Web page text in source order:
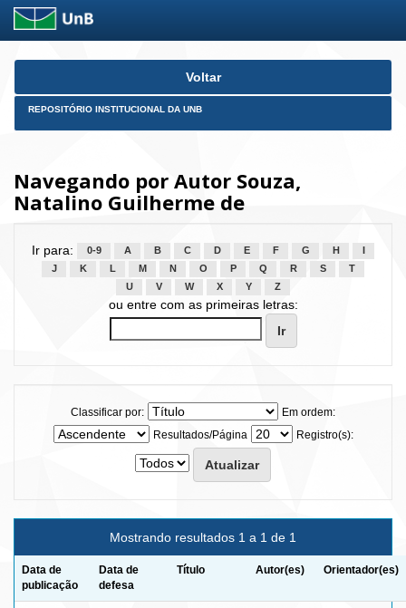
Skip
Voltar
REPOSITÓRIO INSTITUCIONAL DA UNB
Navegando por Autor Souza,
Natalino Guilherme de
Ir para: 0-9 A B C D E F G H
J
K L M N O P Q R S
T
U
V W X Y Z
ou entre com as primeiras letras:
Classificar por:
Em ordem:
Resultados/Página
Registro(s):
Mostrando resultados 1 a 1 de 1
Data de
publicação
Data de
defesa
Título Autor(es) Orientador(es)